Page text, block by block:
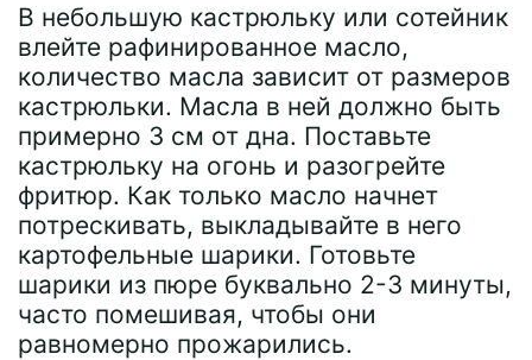
В небольшую кастрюльку или сотейник
влейте рафинированное масло,
количество масла зависит от размеров
кастрюльки. Масла в ней должно быть
примерно 3 см от дна. Поставьте
кастрюльку на огонь и разогрейте
фритюр. Как только масло начнет
потрескивать, выкладывайте в него
картофельные шарики. Готовьте
шарики из пюре буквально 2-3 минуты,
часто помешивая, чтобы они
равномерно прожарились.